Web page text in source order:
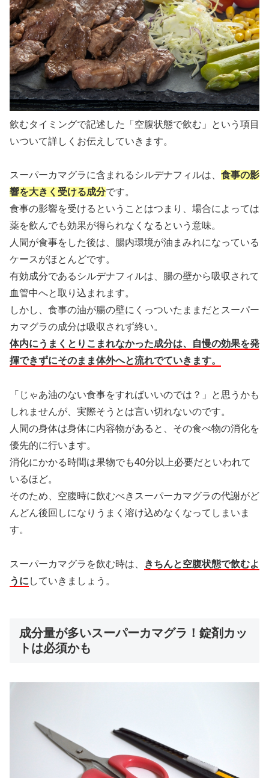
飲むタイミングで記述した「空腹状態で飲む」という項目
いついて詳しくお伝えしていきます。
スーパーカマグラに含まれるシルデナフィルは、 食事の影
響を大きく受ける成分です。
食事の影響を受けるということはつまり、場合によっては
薬を飲んでも効果が得られなくなるという意味。
人間が食事をした後は、腸内環境が油まみれになっている
ケースがほとんどです。
有効成分であるシルデナフィルは、腸の壁から吸収されて
血管中へと取り込まれます。
しかし、食事の油が腸の壁にくっついたままだとスーパー
カマグラの成分は吸収されず終い。
体内にうまくとりこまれなかった成分は、自慢の効果を発
揮できずにそのまま体外へと流れでていきます。
「じゃあ油のない食事をすればいいのでは？」と思うかも
しれませんが、実際そうとは言い切れないのです。
人間の身体は身体に内容物があると、その食べ物の消化を
優先的に行います。
消化にかかる時間は果物でも40分以上必要だといわれて
いるほど。
そのため、空腹時に飲むべきスーパーカマグラの代謝がど
んどん後回しになりうまく溶け込めなくなってしまいま
す。
スーパーカマグラを飲む時は、
きちんと空腹状態で飲むよ
うに していきましょう。
成分量が多いスーパーカマグラ！錠剤カッ
トは必須かも